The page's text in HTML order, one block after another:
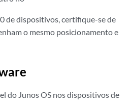
de dispositivos, certifique-se de
o mesmo posicionamento e
do Junos OS nos dispositivos de